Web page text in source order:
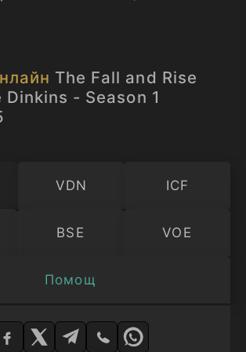
The Fall and Rise
Dinkins - Season 1
VDN ICF
BSE VOE
Помощ